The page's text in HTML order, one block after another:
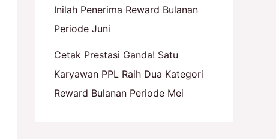
Inilah Penerima Reward Bulanan
Periode Juni
Cetak Prestasi Ganda! Satu
Karyawan PPL Raih Dua Kategori
Reward Bulanan Periode Mei